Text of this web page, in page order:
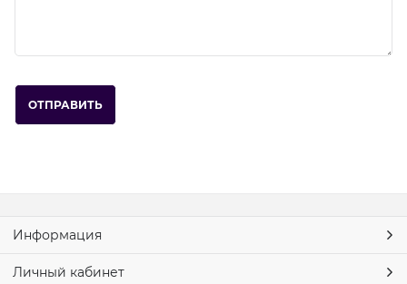
Информация
Личный кабинет